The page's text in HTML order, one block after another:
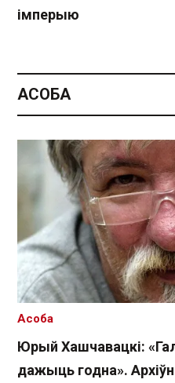
імперыю
АСОБА
Юрый Хашчавацкі:
дажыць годна».
Асоба